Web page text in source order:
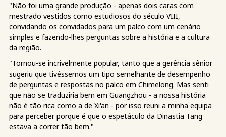
"Não foi uma grande produção - apenas dois caras com
mestrado vestidos como estudiosos do século VIII,
convidando os convidados para um palco com um cenário
simples e fazendo-lhes perguntas sobre a história e a cultura
da região.
"Tornou-se incrivelmente popular, tanto que a gerência sênior
sugeriu que tivéssemos um tipo semelhante de desempenho
de perguntas e respostas no palco em Chimelong. Mas senti
que não se traduziria bem em Guangzhou - a nossa história
não é tão rica como a de Xi'an - por isso reuni a minha equipa
para perceber porque é que o espetáculo da Dinastia Tang
estava a correr tão bem."